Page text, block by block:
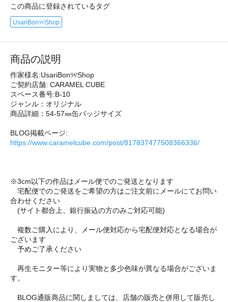
この商品に登録されているタグ
UsariBon୨୧Shop
商品の説明
作家様名:UsariBon୨୧Shop
ご契約店舗: CARAMEL CUBE
スペース番号:B-10
ジャンル：オリジナル
商品詳細：54-57㎜缶バッジサイズ
BLOG掲載ページ:
https://www.caramelcube.com/post/817837477508366336/
※3cm以下の作品はメール便でのご発送となります
宅配便でのご発送をご希望の方はご注文前にメールにてお問い
合わせください
(サイト都合上、銀行振込の方のみご対応可能)
複数ご購入により、メール便対応から宅配便対応となる場合が
ございます
予めご了承ください
再生モニター等により実物と多少色味が異なる場合がございま
す。
BLOG通販商品に関しましては、店舗の販売と併用して販売し